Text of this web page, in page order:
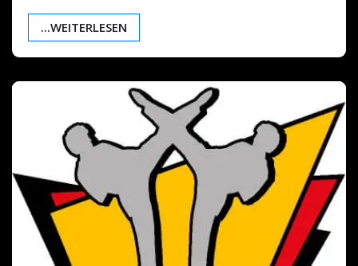
...WEITERLESEN